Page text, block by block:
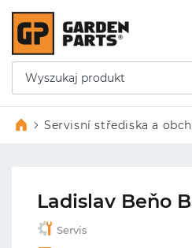
Servisní střediska a
Ladislav Beňo
Servis